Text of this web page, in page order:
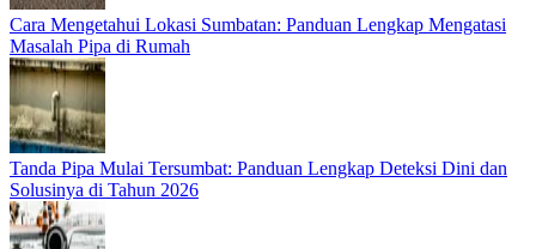
Cara Mengetahui Lokasi Sumbatan: Panduan Lengkap Mengatasi
Masalah Pipa di Rumah
Tanda Pipa Mulai Tersumbat: Panduan Lengkap Deteksi Dini dan
Solusinya di Tahun 2026